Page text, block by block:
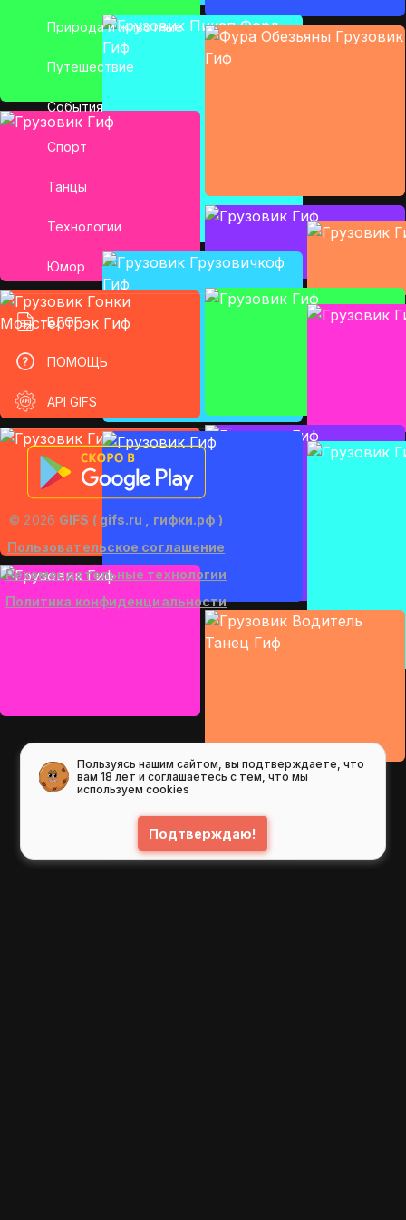
Природа и животные
Путешествие
События
Спорт
Танцы
Технологии
Юмор
БЛОГ
ПОМОЩЬ
API GIFS
© 2026 GIFS ( gifs.ru , гифки.рф )
Пользовательское соглашение
Рекомендательные технологии
Политика конфиденциальности
Пользуясь нашим сайтом, вы подтверждаете, что
вам 18 лет и соглашаетесь с тем, что мы
используем cookies
Подтверждаю!